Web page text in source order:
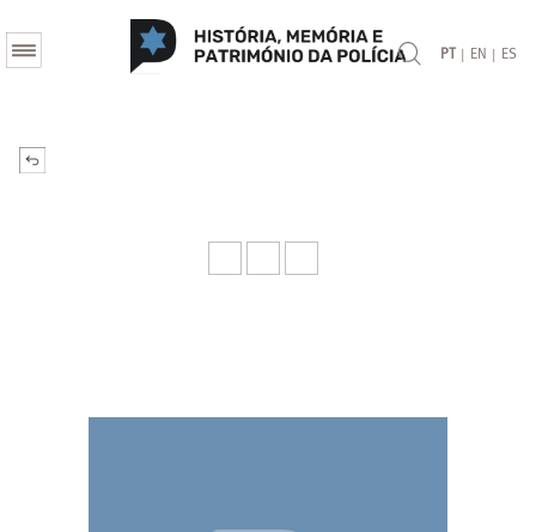
PT | EN | ES